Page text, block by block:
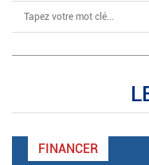
Rechercher
FINANCER